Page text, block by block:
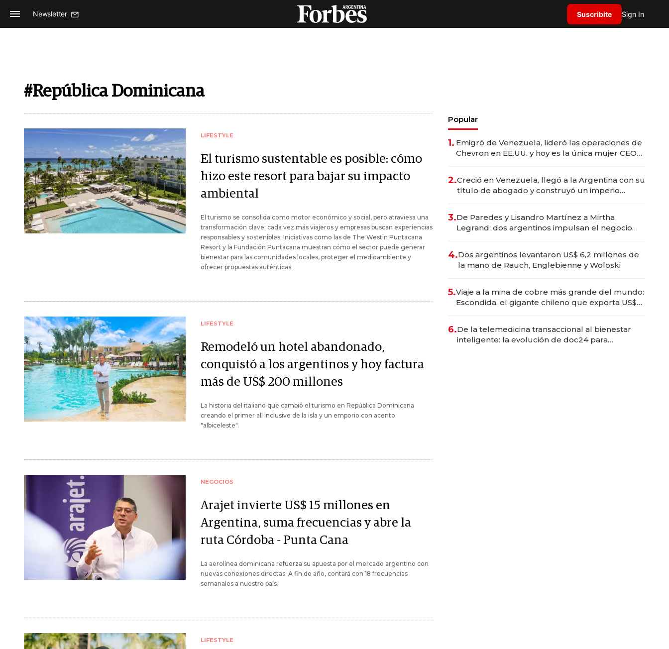
Newsletter Suscribite Sign In
#República Dominicana
LIFESTYLE
El turismo sustentable es posible: cómo
hizo este resort para bajar su impacto
ambiental
El turismo se consolida como motor económico y social, pero atraviesa una
transformación clave: cada vez más viajeros y empresas buscan experiencias
responsables y sostenibles. Iniciativas como las de The Westin Puntacana
Resort y la Fundación Puntacana muestran cómo el sector puede generar
bienestar para las comunidades locales, proteger el medioambiente y
ofrecer propuestas auténticas.
LIFESTYLE
Remodeló un hotel abandonado,
conquistó a los argentinos y hoy factura
más de US$ 200 millones
La historia del italiano que cambió el turismo en República Dominicana
creando el primer all inclusive de la isla y un emporio con acento
"albiceleste".
NEGOCIOS
Arajet invierte US$ 15 millones en
Argentina, suma frecuencias y abre la
ruta Córdoba - Punta Cana
La aerolínea dominicana refuerza su apuesta por el mercado argentino con
nuevas conexiones directas. A fin de año, contará con 18 frecuencias
semanales a nuestro país.
LIFESTYLE
Popular
1. Emigró de Venezuela, lideró las operaciones de
Chevron en EE.UU. y hoy es la única mujer CEO
2.Creció en Venezuela, llegó a la Argentina con su
título de abogado y construyó un imperio
3.De Paredes y Lisandro Martínez a Mirtha
Legrand: dos argentinos impulsan el negocio
4.Dos argentinos levantaron US$ 6,2 millones de
la mano de Rauch, Englebienne y Woloski
5.Viaje a la mina de cobre más grande del mundo:
Escondida, el gigante chileno que exporta US$
6.De la telemedicina transaccional al bienestar
inteligente: la evolución de doc24 para